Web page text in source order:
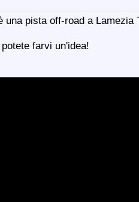
una pista off-road a Lamezia
farvi un'idea!